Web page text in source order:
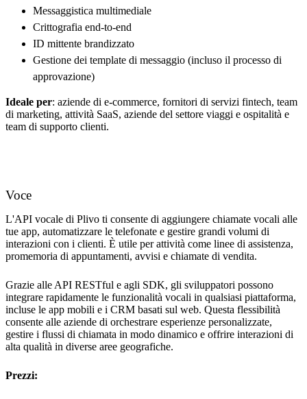
Messaggistica multimediale
Crittografia end-to-end
ID mittente brandizzato
Gestione dei template di messaggio (incluso il processo di
approvazione)
Ideale per: aziende di e-commerce, fornitori di servizi fintech, team
di marketing, attività SaaS, aziende del settore viaggi e ospitalità e
team di supporto clienti.
Voce
L'API vocale di Plivo ti consente di aggiungere chiamate vocali alle
tue app, automatizzare le telefonate e gestire grandi volumi di
interazioni con i clienti. È utile per attività come linee di assistenza,
promemoria di appuntamenti, avvisi e chiamate di vendita.
Grazie alle API RESTful e agli SDK, gli sviluppatori possono
integrare rapidamente le funzionalità vocali in qualsiasi piattaforma,
incluse le app mobili e i CRM basati sul web. Questa flessibilità
consente alle aziende di orchestrare esperienze personalizzate,
gestire i flussi di chiamata in modo dinamico e offrire interazioni di
alta qualità in diverse aree geografiche.
Prezzi: